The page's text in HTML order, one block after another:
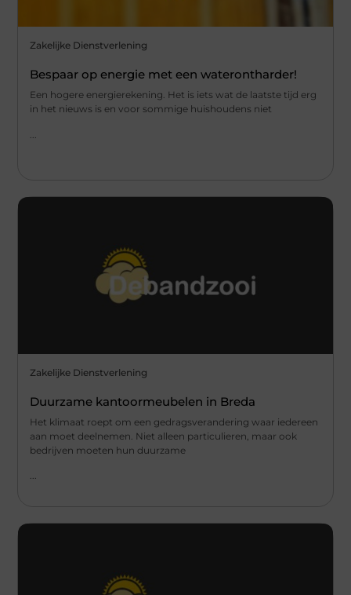
Zakelijke Dienstverlening
Bespaar op energie met een waterontharder!
Een hogere energierekening. Het is iets wat de laatste tijd erg
in het nieuws is en voor sommige huishoudens niet
Zakelijke Dienstverlening
Duurzame kantoormeubelen in Breda
Het klimaat roept om een gedragsverandering waar iedereen
aan moet deelnemen. Niet alleen particulieren, maar ook
bedrijven moeten hun duurzame
...